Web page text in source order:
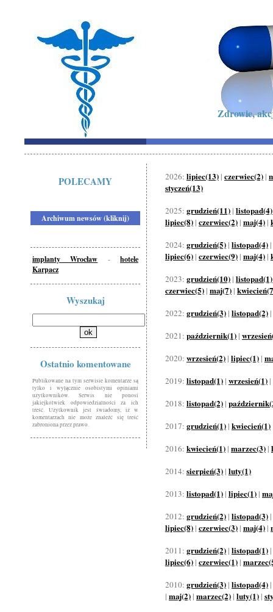
Zdrowie,
POLECAMY
Archiwum newsów (kliknij)
implanty Wrocław -hotele
Karpacz
Wyszukaj
Ostatnio komentowane
Publikowane na tym serwisie komentarze są
tylko i wyłącznie osobistymi opiniami
użytkowników. Serwis nie ponosi
jakiejkolwiek odpowiedzialności za ich
treść. Użytkownik jest świadomy, iż w
komentarzach nie może znaleźć się treść
zabroniona przez prawo.
2026: lipiec(13) | czerwiec(2) |
styczeń(13)
2025: grudzień(11) | listopad(4)
lipiec(8) | czerwiec(2) | maj(4) |
2024: grudzień(5) | listopad(4) |
lipiec(6) | czerwiec(9) | maj(4) |
2023: grudzień(10) | listopad(1)
czerwiec(5) | maj(7) |
2022: grudzień(3) | listopad(2) |
2021: październik(1) |
2020: wrzesień(2) | lipiec(1) |
2019: listopad(1) | wrzesień(1) |
2018: listopad(2) |
2017: grudzień(1) | kwiecień(1)
2016: kwiecień(1) | marzec(3) |
2014: sierpień(3) | luty(1)
2013: listopad(1) | lipiec(1) |
2012: grudzień(2) | listopad(3) |
lipiec(8) | czerwiec(3) | maj(4) |
2011: grudzień(2) | listopad(1) |
lipiec(6) | czerwiec(1) |
2010: grudzień(3) | listopad(4) |
| maj(2) | marzec(2) | luty(1) |